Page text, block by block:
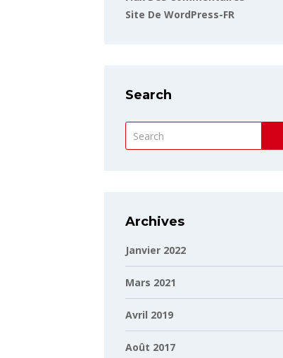
Site De WordPress-FR
Search
Archives
Janvier 2022
Mars 2021
Avril 2019
Août 2017